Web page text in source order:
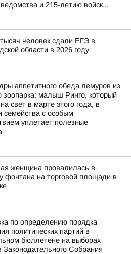
и 215-летию войск...
человек сдали ЕГЭ в
области в 2026 году
аппетитного обеда лемуров из
зоопарка: малыш Ринго, который
свет в марте этого года, в
семейства с особым
уплетает полезные
женщина провалилась в
фонтана на торговой площади в
по определению порядка
политических партий в
бюллетене на выборах
Законодательного Собрания